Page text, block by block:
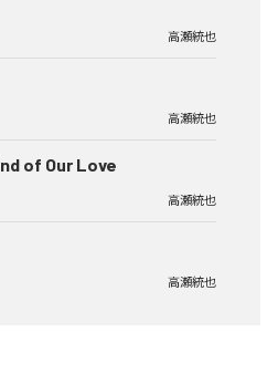
高瀬統也
高瀬統也
of Our Love
高瀬統也
高瀬統也